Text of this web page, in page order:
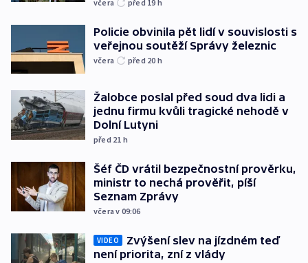
včera před 19 h
Policie obvinila pět lidí v souvislosti s
veřejnou soutěží Správy železnic
včera před 20 h
Žalobce poslal před soud dva lidi a
jednu firmu kvůli tragické nehodě v
Dolní Lutyni
před 21 h
Šéf ČD vrátil bezpečnostní prověrku,
ministr to nechá prověřit, píší
Seznam Zprávy
včera v 09:06
VIDEO
Zvýšení slev na jízdném teď
není priorita, zní z vlády